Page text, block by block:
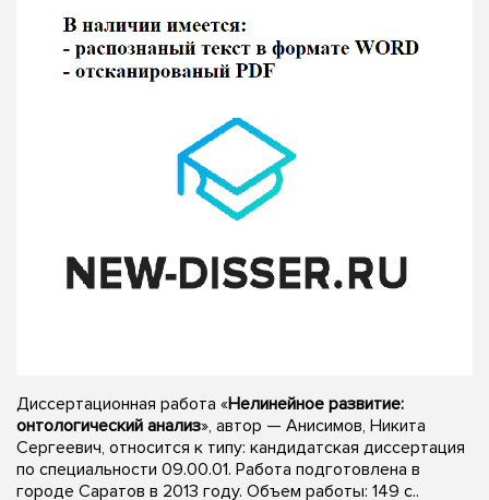
Диссертационная работа «Нелинейное развитие:
онтологический анализ», автор — Анисимов, Никита
Сергеевич, относится к типу: кандидатская диссертация
по специальности 09.00.01. Работа подготовлена в
городе Саратов в 2013 году. Объем работы: 149 с..